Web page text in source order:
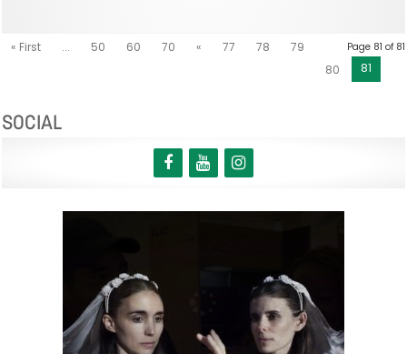
Page 81 of 81
« First ... 50 60 70 « 77 78
79
80
81
SOCIAL